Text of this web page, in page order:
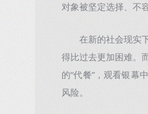
对象被坚定选择、不
在新的社会现实下
得比过去更加困难。
的“代餐”，观看银幕
风险。